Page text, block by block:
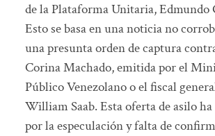
de la Plataforma Unitaria, Edmundo
Esto se basa en una noticia no
una presunta orden de captura
Corina Machado, emitida por el
Público Venezolano o el fiscal
William Saab. Esta oferta de asilo
por la especulación y falta de